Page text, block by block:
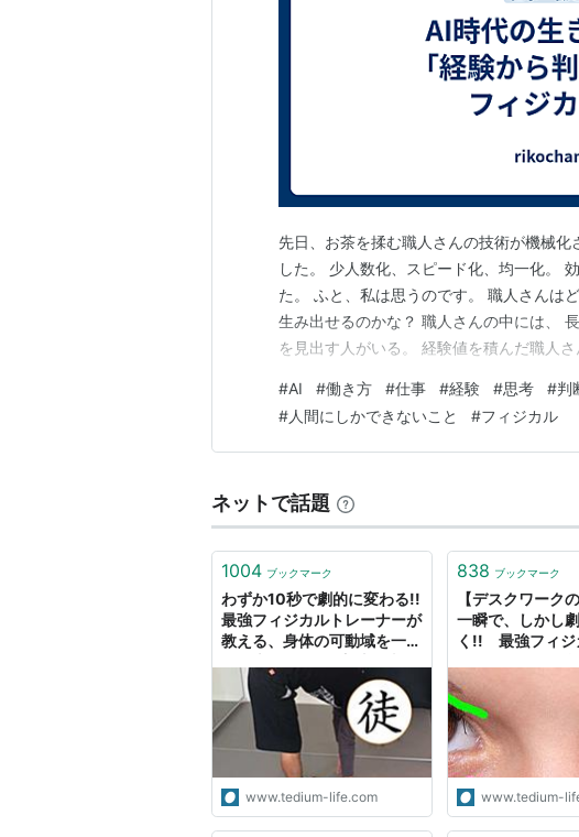
ふぃじかる 】
フィジカルとは、身体・肉体の意味。英語の
身体の、肉体の
用例：〜 beauty［肉体美］、〜 labor
対義語：【mental】精神の、心の
物質の、自然の
対義語：【spiritual】精神的な、精神（
事柄］、〜 anthropology［自然人類学
乱暴な、荒っぽい
〈コンピュータ用語として〉物理的（な）
用例：〜 format［物理フォーマット］
フィジカル(虹色の
アーティスト:
オリビ
出版社/メーカー:
ユ
発売日:2004/10/21
メディア:
クリック : 86回
この商品を含むブロ
先日、お茶を揉む職人さんの技術が機械
した。 少人数化、スピード化、均一化。
た。 ふと、私は思うのです。 職人さんは
生み出せるのかな？ 職人さんの中には、
を見出す人がいる。 経験値を積んだ職人
員の頃、 泥臭い作業もたくさんありまし
の泥臭い作業を積んでいるうちに、 反射神
#AI #働き方 #仕事 #経験 #思考 #判
#人間にしかできないこと #フィジカル
ネットで話題
1004 ブックマーク
わずか10秒で劇的に変わる!!
最強フィジカルトレーナーが
教える、身体の可動域を一瞬
なるままに・・・
www.tedium-life.com
838 ブックマーク
【デスクワーク
一瞬で、しかし
く!! 最強フィジ
身体を正しい方
く方法
www.tedium-